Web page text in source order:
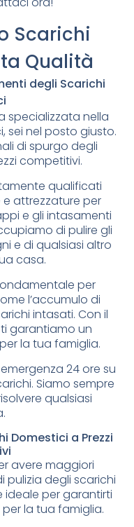
Scarichi
Qualità
degli Scarichi
specializzata nella
sei nel posto giusto.
di spurgo degli
competitivi.
qualificati
attrezzature per
e gli intasamenti
di pulire gli
e di qualsiasi altro
casa.
per
l’accumulo di
intasati. Con il
garantiamo un
la tua famiglia.
24 ore su
Siamo sempre
qualsiasi
Domestici a Prezzi
avere maggiori
pulizia degli scarichi
ideale per garantirti
la tua famiglia.